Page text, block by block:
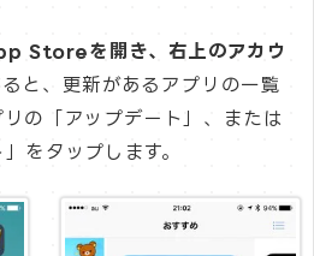
Storeを開き、右上のアカウ
ると、更新があるアプリの一覧
の「アップデート」、または
をタップします。